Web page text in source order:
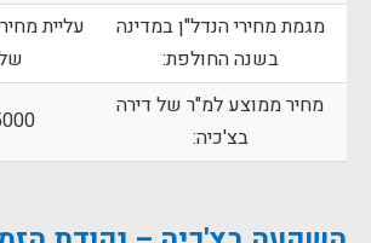
מגמת מחירי הנדל"ן במדינה
בשנה החולפת:
עליית
של
מחיר ממוצע למ"ר של דירה
בצ'כיה: